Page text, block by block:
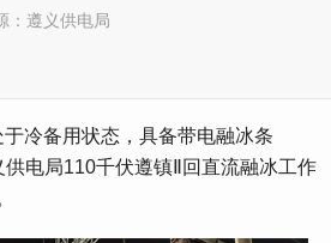
： 遵义供电局
冷备用状态，具备带电融冰条
供电局110千伏遵镇Ⅱ回直流融冰工作